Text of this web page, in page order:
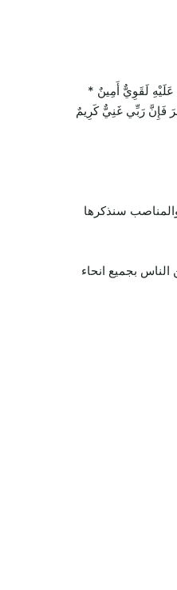
عَلَيْهِ لَقَوِيٌّ أَمِينٌ *
فَإِنَّ رَبِّي غَنِيٌّ كَرِيمٌ
سنذكرها
بجميع انحاء